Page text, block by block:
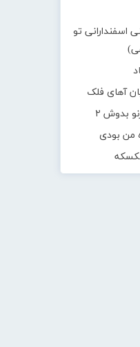
اسفندارانی تو
آهای فلک
بدوش ۲
من بودی